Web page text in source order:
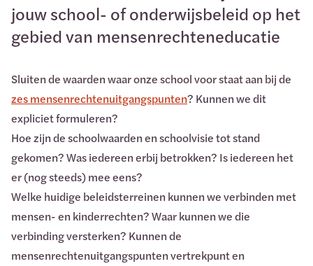
jouw school- of onderwijsbeleid op het
gebied van mensenrechteneducatie
Sluiten de waarden waar onze school voor staat aan bij de
zes mensenrechtenuitgangspunten? Kunnen we dit
expliciet formuleren?
Hoe zijn de schoolwaarden en schoolvisie tot stand
gekomen? Was iedereen erbij betrokken? Is iedereen het
er (nog steeds) mee eens?
Welke huidige beleidsterreinen kunnen we verbinden met
mensen- en kinderrechten? Waar kunnen we die
verbinding versterken? Kunnen de
mensenrechtenuitgangspunten vertrekpunt en